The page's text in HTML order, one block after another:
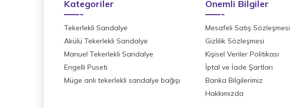
Kategoriler
Tekerlekli Sandalye
Akülü Tekerlekli Sandalye
Manuel Tekerlekli Sandalye
Engelli Puseti
Müge anlı tekerlekli sandalye bağışı
Önemli Bilgiler
Mesafeli Satış Sözleşmesi
Gizlilik Sözleşmesi
Kişisel Veriler Politikası
İptal ve İade Şartları
Banka Bilgilerimiz
Hakkımızda